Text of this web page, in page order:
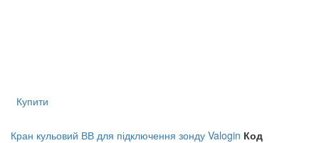
Купити
Кран кульовий ВВ для підключення зонду Valogin Код